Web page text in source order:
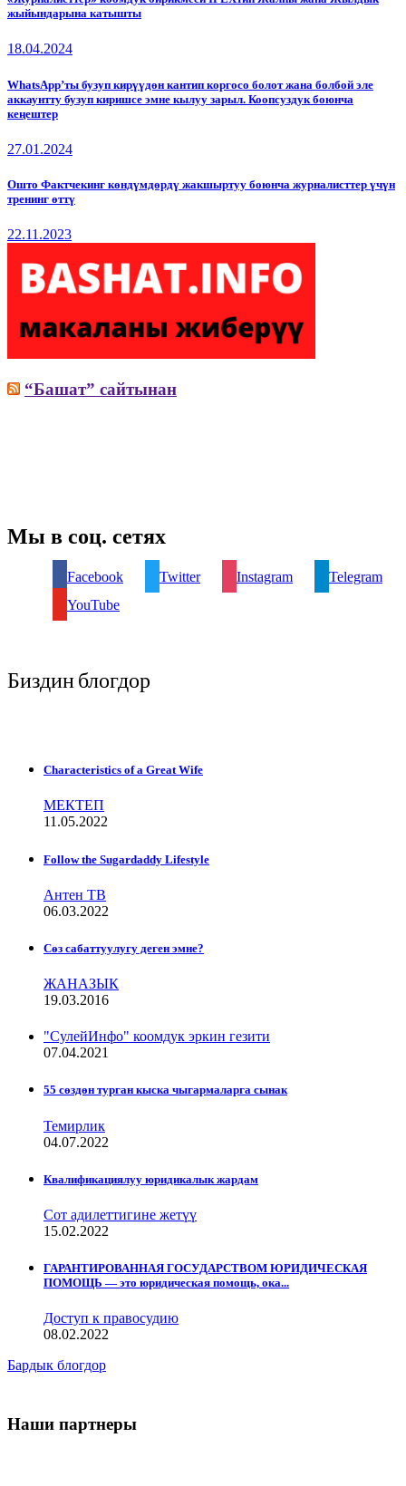
жыйындарына катышты
18.04.2024
WhatsApp’ты бузуп кирүүдөн кантип коргосо болот жана болбой эле
аккаунтту бузуп киришсе эмне кылуу зарыл. Коопсуздук боюнча
кеңештер
27.01.2024
Ошто Фактчекинг көндүмдөрдү жакшыртуу боюнча журналисттер үчүн
тренинг өттү
22.11.2023
“Башат” сайтынан
Мы в соц. сетях
Facebook Twitter Instagram
Telegram
YouTube
Биздин блогдор
Characteristics of a Great Wife
МЕКТЕП
11.05.2022
Follow the Sugardaddy Lifestyle
Антен ТВ
06.03.2022
Сѳз сабаттуулугу деген эмне?
ЖАНАЗЫК
19.03.2016
"СулейИнфо" коомдук эркин гезити
07.04.2021
55 сөздөн турган кыска чыгармаларга сынак
Темирлик
04.07.2022
Квалификациялуу юридикалык жардам
Сот адилеттигине жетүү
15.02.2022
ГАРАНТИРОВАННАЯ ГОСУДАРСТВОМ ЮРИДИЧЕСКАЯ
ПОМОЩЬ — это юридическая помощь, ока...
Доступ к правосудию
08.02.2022
Бардык блогдор
Наши партнеры